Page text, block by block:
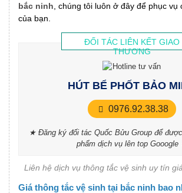
bắc ninh , chúng tôi luôn ở đây để phục vụ
của bạn.
ĐỐI TÁC LIÊN KẾT GIAO
THƯƠNG
HÚT BỂ PHỐT BẢO
0976.92.38.38
★ Đăng ký đối tác Quốc Bửu Group để
phẩm dịch vụ lên top
Liên hệ dịch vụ thông tắc vệ sinh uy tín
Giá thông tắc vệ sinh tại bắc ninh bao